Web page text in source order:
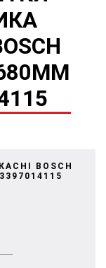
BOSCH